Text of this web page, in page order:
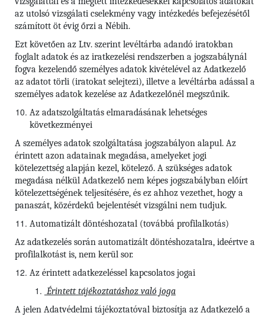
az utolsó vizsgálati cselekmény vagy intézkedés befejezésétől
számított öt évig őrzi a Nébih.
Ezt követően az Ltv. szerint levéltárba adandó iratokban
foglalt adatok és az iratkezelési rendszerben a jogszabálynál
fogva kezelendő személyes adatok kivételével az Adatkezelő
az adatot törli (iratokat selejtezi), illetve a levéltárba adással a
személyes adatok kezelése az Adatkezelőnél megszűnik.
Az adatszolgáltatás elmaradásának lehetséges
következményei
A személyes adatok szolgáltatása jogszabályon alapul. Az
érintett azon adatainak megadása, amelyeket jogi
kötelezettség alapján kezel, kötelező. A szükséges adatok
megadása nélkül Adatkezelő nem képes jogszabályban előírt
kötelezettségének teljesítésére, és ez ahhoz vezethet, hogy a
panaszát, közérdekű bejelentését vizsgálni nem tudjuk.
Automatizált döntéshozatal (továbbá profilalkotás)
Az adatkezelés során automatizált döntéshozatalra, ideértve a
profilalkotást is, nem kerül sor.
Az érintett adatkezeléssel kapcsolatos jogai
Érintett tájékoztatáshoz való joga
A jelen Adatvédelmi tájékoztatóval biztosítja az Adatkezelő a